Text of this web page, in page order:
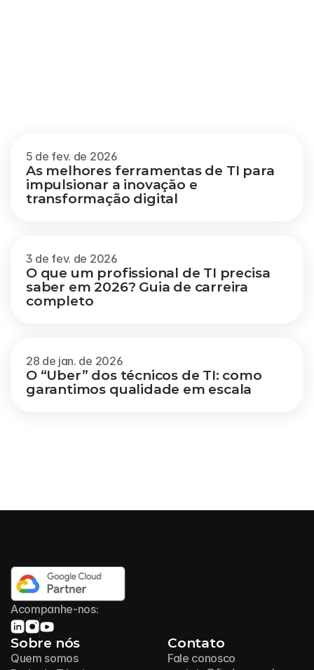
5 de fev. de 2026
As melhores ferramentas de TI para
impulsionar a inovação e
transformação digital
3 de fev. de 2026
O que um profissional de TI precisa
saber em 2026? Guia de carreira
completo
28 de jan. de 2026
O “Uber” dos técnicos de TI: como
garantimos qualidade em escala
Acompanhe-nos:
Sobre nós
Quem somos
Contato
Fale conosco